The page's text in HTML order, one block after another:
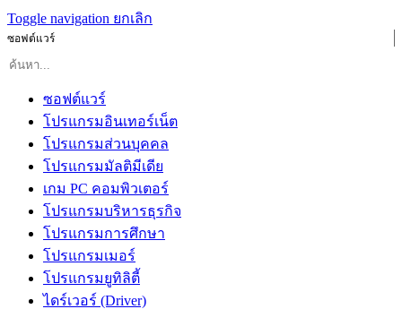
Toggle navigation ยกเลิก
ซอฟต์แวร์
ซอฟต์แวร์
โปรแกรมอินเทอร์เน็ต
โปรแกรมส่วนบุคคล
โปรแกรมมัลติมีเดีย
เกม PC คอมพิวเตอร์
โปรแกรมบริหารธุรกิจ
โปรแกรมการศึกษา
โปรแกรมเมอร์
โปรแกรมยูทิลิตี้
ไดร์เวอร์ (Driver)